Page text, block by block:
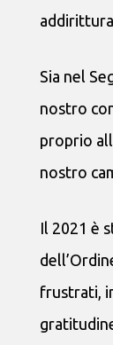
Sia nel
nostro
proprio
nostro
Il 2021 è
frustrati,